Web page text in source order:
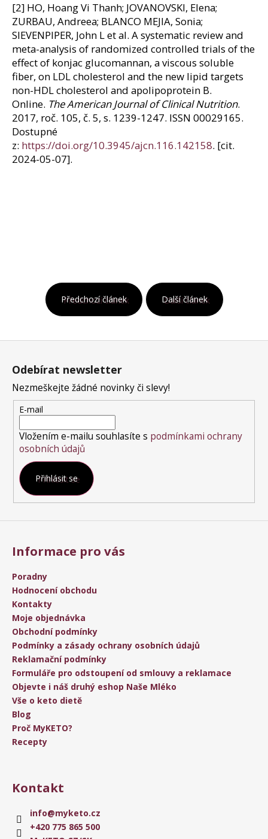
[2] HO, Hoang Vi Thanh; JOVANOVSKI, Elena;
ZURBAU, Andreea; BLANCO MEJIA, Sonia;
SIEVENPIPER, John L et al. A systematic review and
meta-analysis of randomized controlled trials of the
effect of konjac glucomannan, a viscous soluble
fiber, on LDL cholesterol and the new lipid targets
non-HDL cholesterol and apolipoprotein B.
Online. The American Journal of Clinical Nutrition.
2017, roč. 105, č. 5, s. 1239-1247. ISSN 00029165.
Dostupné
z: https://doi.org/10.3945/ajcn.116.142158. [cit.
2024-05-07].
Předchozí článek Další článek
Odebírat newsletter
Nezmeškejte žádné novinky či slevy!
E-mail
Vložením e-mailu souhlasíte s podmínkami ochrany
osobních údajů
Přihlásit se
Informace pro vás
Poradny
Hodnocení obchodu
Kontakty
Moje objednávka
Obchodní podmínky
Podmínky a zásady ochrany osobních údajů
Reklamační podmínky
Formuláře pro odstoupení od smlouvy a reklamace
Objevte i náš druhý eshop Naše Mléko
Vše o keto dietě
Blog
Proč MyKETO?
Recepty
Kontakt
info@myketo.cz
+420 775 865 500